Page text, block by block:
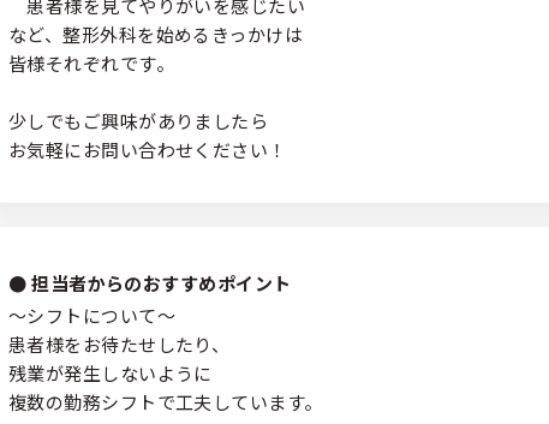
患者様を見てやりがいを感じたい
など、整形外科を始めるきっかけは
皆様それぞれです。
少しでもご興味がありましたら
お気軽にお問い合わせください！
担当者からのおすすめポイント
～シフトについて～
患者様をお待たせしたり、
残業が発生しないように
複数の勤務シフトで工夫しています。